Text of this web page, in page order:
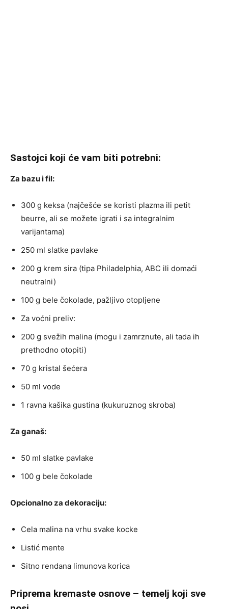
Sastojci koji će vam biti potrebni:
Za bazu i fil:
300 g keksa (najčešće se koristi plazma ili petit
beurre, ali se možete igrati i sa integralnim
varijantama)
250 ml slatke pavlake
200 g krem sira (tipa Philadelphia, ABC ili domaći
neutralni)
100 g bele čokolade, pažljivo otopljene
Za voćni preliv:
200 g svežih malina (mogu i zamrznute, ali tada ih
prethodno otopiti)
70 g kristal šećera
50 ml vode
1 ravna kašika gustina (kukuruznog skroba)
Za ganaš:
50 ml slatke pavlake
100 g bele čokolade
Opcionalno za dekoraciju:
Cela malina na vrhu svake kocke
Listić mente
Sitno rendana limunova korica
Priprema kremaste osnove – temelj koji sve